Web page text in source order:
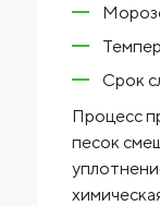
Срок
Процесс
песок